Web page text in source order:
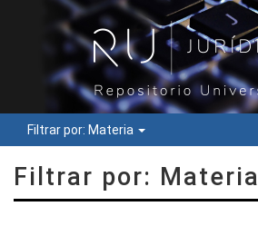
Filtrar por: Materia
Filtrar por: Materia